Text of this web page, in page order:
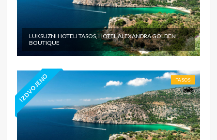
LUKSUZNI HOTELI TASOS, HOTEL ALEXANDRA GOLDEN
BOUTIQUE
IZDVOJENO TASOS